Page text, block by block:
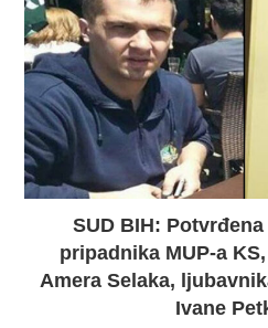
SUD BIH:
pripadnika MUP-a
Amera Selaka,
Ivane